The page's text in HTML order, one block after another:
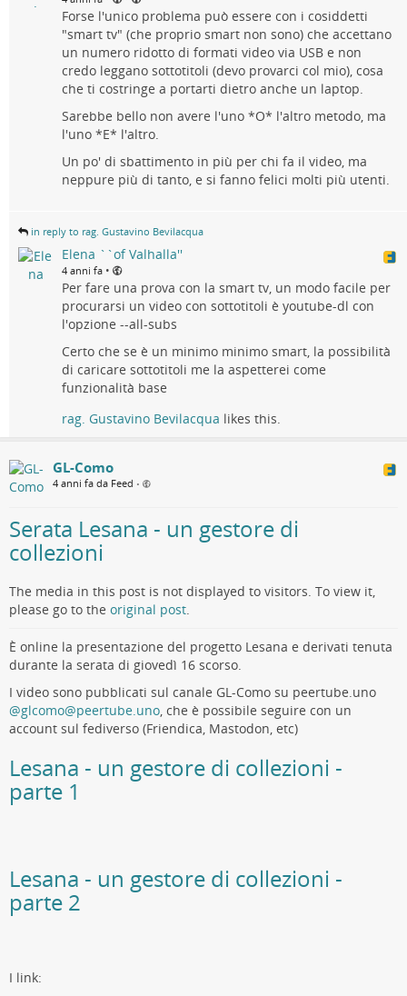
Forse l'unico problema può essere con i cosiddetti
"smart tv" (che proprio smart non sono) che accettano
un numero ridotto di formati video via USB e non
credo leggano sottotitoli (devo provarci col mio), cosa
che ti costringe a portarti dietro anche un laptop.
Sarebbe bello non avere l'uno *O* l'altro metodo, ma
l'uno *E* l'altro.
Un po' di sbattimento in più per chi fa il video, ma
neppure più di tanto, e si fanno felici molti più utenti.
in reply to rag. Gustavino Bevilacqua
Elena ``of Valhalla''
4 anni fa •
Per fare una prova con la smart tv, un modo facile per
procurarsi un video con sottotitoli è youtube-dl con
l'opzione --all-subs
Certo che se è un minimo minimo smart, la possibilità
di caricare sottotitoli me la aspetterei come
funzionalità base
rag. Gustavino Bevilacqua likes this.
GL-Como
4 anni fa da Feed •
Serata Lesana - un gestore di
collezioni
The media in this post is not displayed to visitors. To view it,
please go to the original post
È online la presentazione del progetto Lesana e derivati tenuta
durante la serata di giovedì 16 scorso.
I video sono pubblicati sul canale GL-Como su peertube.uno
@glcomo@peertube.uno , che è possibile seguire con un
account sul fediverso (Friendica, Mastodon, etc)
Lesana - un gestore di collezioni -
parte 1
Lesana - un gestore di collezioni -
parte 2
I link: